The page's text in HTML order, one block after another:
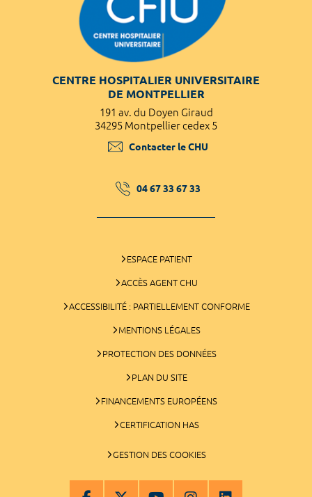
CENTRE HOSPITALIER UNIVERSITAIRE
DE MONTPELLIER
191 av. du Doyen Giraud
34295 Montpellier cedex 5
Contacter le CHU
04 67 33 67 33
ESPACE PATIENT
ACCÈS AGENT CHU
ACCESSIBILITÉ : PARTIELLEMENT CONFORME
MENTIONS LÉGALES
PROTECTION DES DONNÉES
PLAN DU SITE
FINANCEMENTS EUROPÉENS
CERTIFICATION HAS
GESTION DES COOKIES